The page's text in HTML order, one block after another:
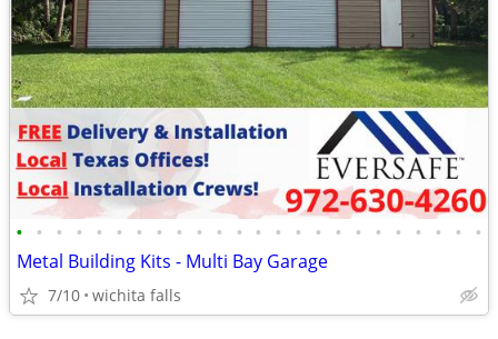
• • • • • • • • • • • • • • • • • • • • • • • •
Metal Building Kits - Multi Bay Garage
7/10 wichita falls